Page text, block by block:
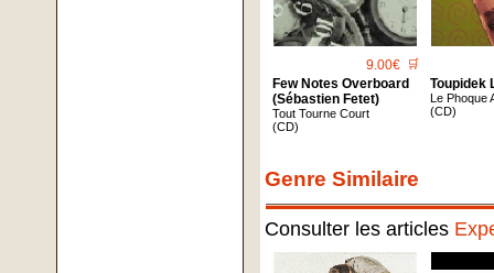
9.00€ 🛒
Few Notes Overboard
(Sébastien Fetet)
Tout Tourne Court
(CD)
Toupidek
Le Phoque
(CD)
Genre Similaire
Consulter les articles